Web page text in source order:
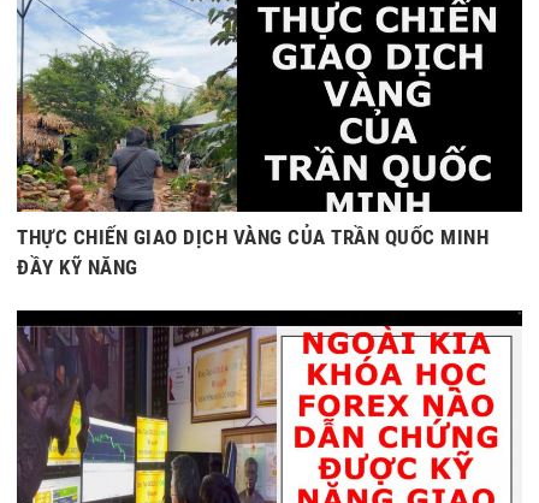
THỰC CHIẾN GIAO DỊCH VÀNG CỦA TRẦN QUỐC MINH
ĐẦY KỸ NĂNG